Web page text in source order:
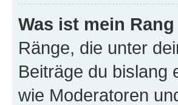
Was ist mein
Ränge, die unter
Beiträge du bislang
wie Moderatoren